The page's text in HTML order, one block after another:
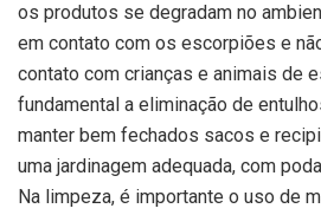
os produtos se degradam no
em contato com os escorpiões e
contato com crianças e animais de
fundamental a eliminação de
manter bem fechados sacos e
uma jardinagem adequada, com
Na limpeza, é importante o uso de